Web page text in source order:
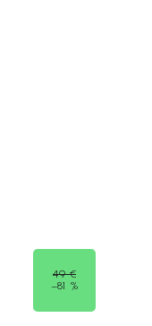
49 €
–81 %